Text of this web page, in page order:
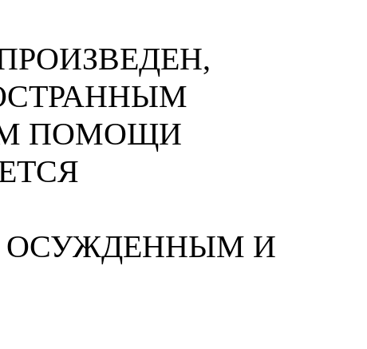
ПОМОЩИ
ОСУЖДЕННЫМ И